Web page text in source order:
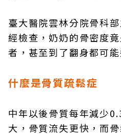
臺大醫院雲林分院骨科
經檢查，奶奶的骨密度
者，甚至到了翻身都可
什麼是骨質疏鬆症
中年以後骨質每年減少
大，骨質流失更快，而